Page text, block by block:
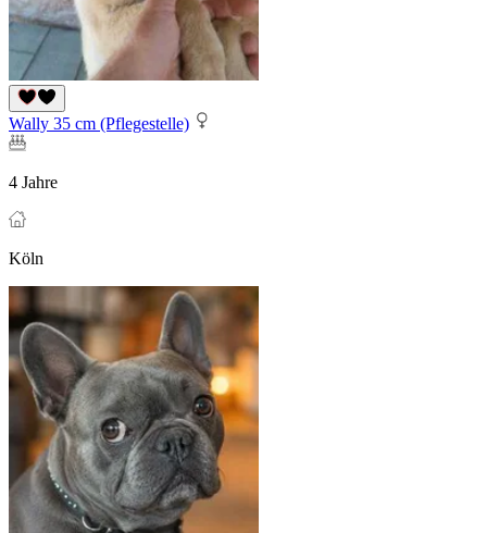
Wally 35 cm (Pflegestelle)
4 Jahre
Köln